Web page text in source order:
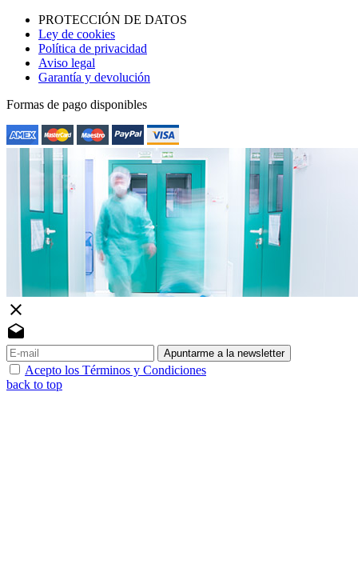
PROTECCIÓN DE DATOS
Ley de cookies
Política de privacidad
Aviso legal
Garantía y devolución
Formas de pago disponibles
close
drafts
Apuntarme a la newsletter
Acepto los Términos y Condiciones
back to top